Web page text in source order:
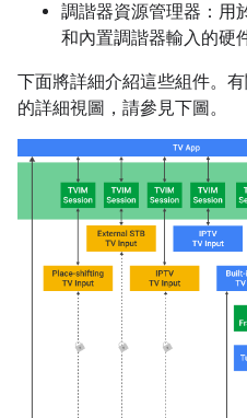
調諧器資源管理器：用
和內置調諧器輸入的硬
下面將詳細介紹這些組件。
的詳細視圖，請參見下圖。